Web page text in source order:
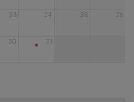
23 24 25 26
30 31
•